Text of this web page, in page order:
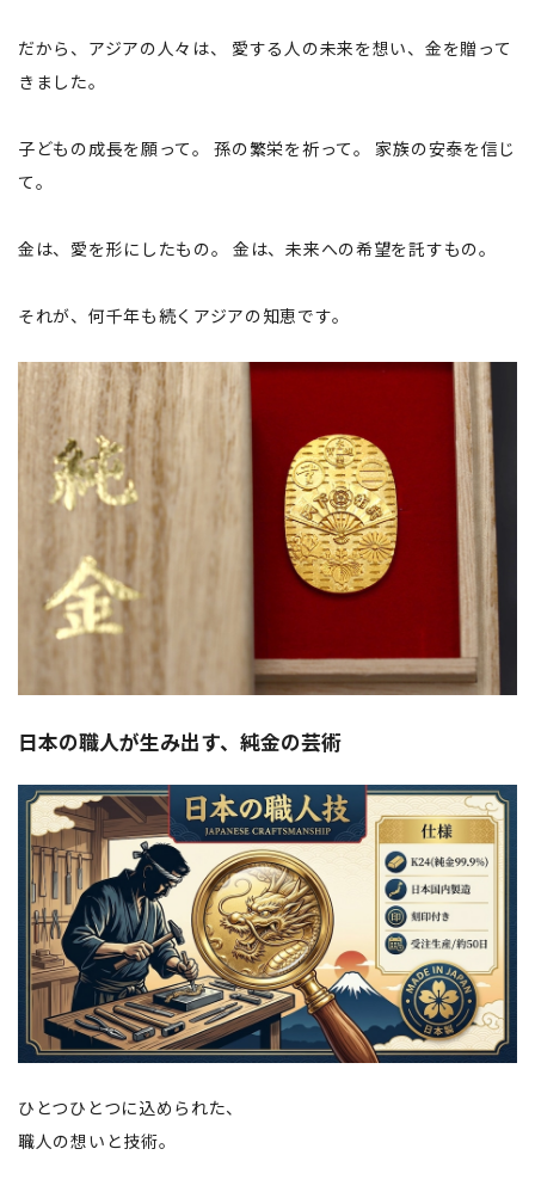
だから、アジアの人々は、 愛する人の未来を想い、金を贈って
きました。
子どもの成長を願って。 孫の繁栄を祈って。 家族の安泰を信じ
て。
金は、愛を形にしたもの。 金は、未来への希望を託すもの。
それが、何千年も続くアジアの知恵です。
日本の職人が生み出す、純金の芸術
ひとつひとつに込められた、
職人の想いと技術。